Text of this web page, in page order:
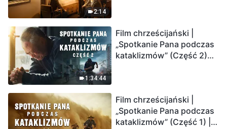
2:14
1:34:44
Film chrześcijański |
„Spotkanie Pana podczas
kataklizmów” (Część 2)
Ludzkość weszła w
odliczanie. Czy znalazłeś
już drogę ocalenia?
Film chrześcijański |
„Spotkanie Pana podczas
kataklizmów” (Część 1) |